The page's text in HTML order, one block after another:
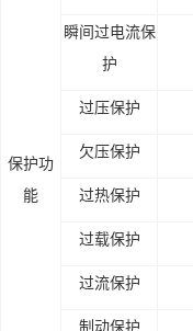
保护功
能
瞬间过电流保
护
过压保护
欠压保护
过热保护
过载保护
过流保护
制动保护